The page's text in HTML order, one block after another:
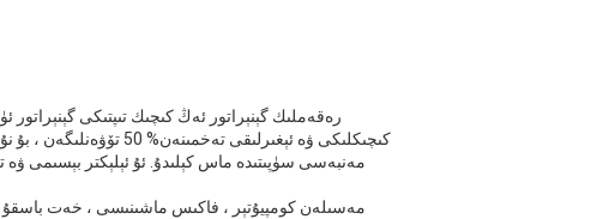
رەقەملىك گېنېراتور ئەڭ كىچىك تىپتىكى گېنېراتور
كىچىكلىكى ۋە
مەنبەسى سۈپىتىدە ماس كېلىدۇ. ئۇ ئېلېكتر بېسىمى ۋە
مەسىلەن كومپيۇتېر ، فاكىس ماشىنىسى ، خەت باسقۇ